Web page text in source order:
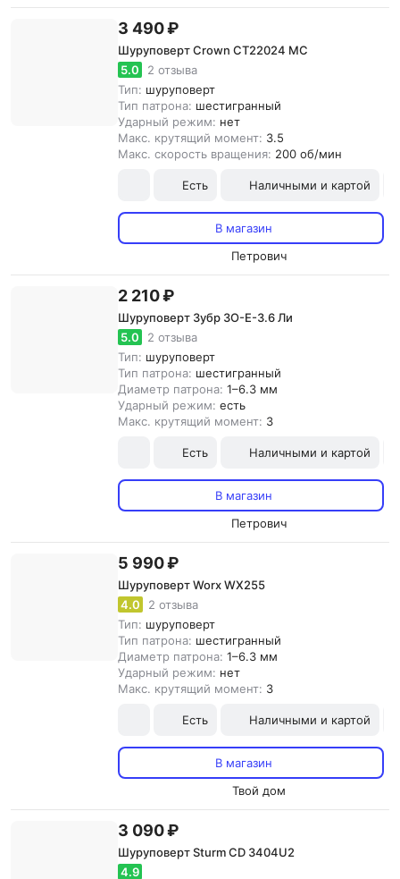
3 490 ₽
Шуруповерт Crown CT22024 MC
5.0
2 отзыва
Тип: шуруповерт
Тип патрона: шестигранный
Ударный режим: нет
Макс. крутящий момент: 3.5
Макс. скорость вращения: 200 об/мин
Есть Наличными и картой
В магазин
Петрович
2 210 ₽
Шуруповерт Зубр ЗО-E-3.6 Ли
5.0
2 отзыва
Тип: шуруповерт
Тип патрона: шестигранный
Диаметр патрона: 1–6.3 мм
Ударный режим: есть
Макс. крутящий момент: 3
Есть Наличными и картой
В магазин
Петрович
5 990 ₽
Шуруповерт Worx WX255
4.0
2 отзыва
Тип: шуруповерт
Тип патрона: шестигранный
Диаметр патрона: 1–6.3 мм
Ударный режим: нет
Макс. крутящий момент: 3
Есть Наличными и картой
В магазин
Твой дом
3 090 ₽
Шуруповерт Sturm CD 3404U2
4.9